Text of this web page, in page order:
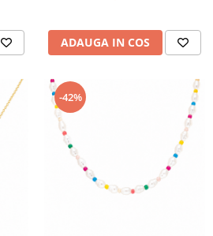
ADAUGA IN COS
-42%